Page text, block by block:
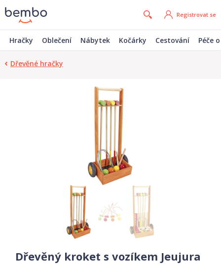
Registrovat se
Hračky Oblečení Nábytek Kočárky Cestování Péče
Dřevěné hračky
Dřevěný kroket s vozíkem Jeujura